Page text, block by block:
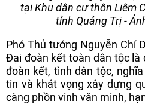
tại Khu dân cư thôn Liêm
tỉnh Quảng Trị -
Phó Thủ tướng Nguyễn Chí
Đại đoàn kết toàn dân tộc là
đoàn kết, tình dân tộc,
tin và khát vọng xây dựng
càng phồn vinh văn minh,